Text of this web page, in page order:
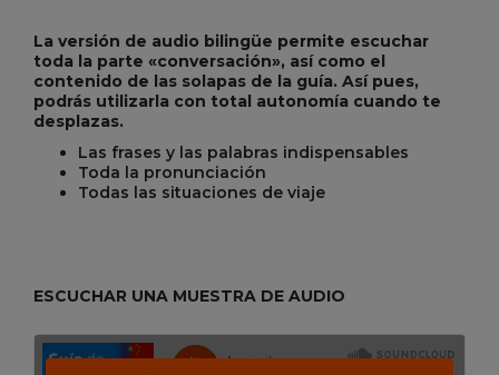
La versión de audio bilingüe permite escuchar
toda la parte «conversación», así como el
contenido de las solapas de la guía. Así pues,
podrás utilizarla con total autonomía cuando te
desplazas.
Las frases y las palabras indispensables
Toda la pronunciación
Todas las situaciones de viaje
ESCUCHAR UNA MUESTRA DE AUDIO